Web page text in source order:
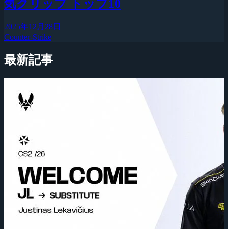
気クリップ トップ10
2025年12月28日
Counter-Strike
最新記事